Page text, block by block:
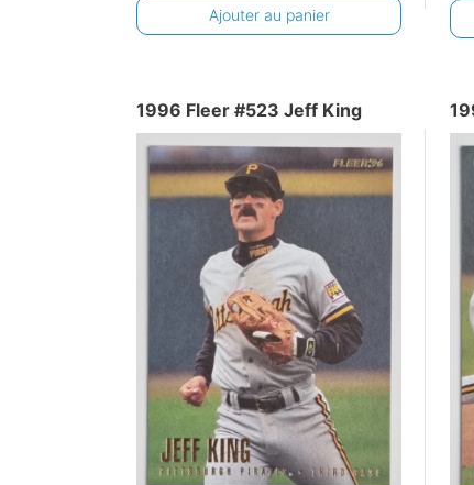
Ajouter au panier
1996 Fleer #523 Jeff King